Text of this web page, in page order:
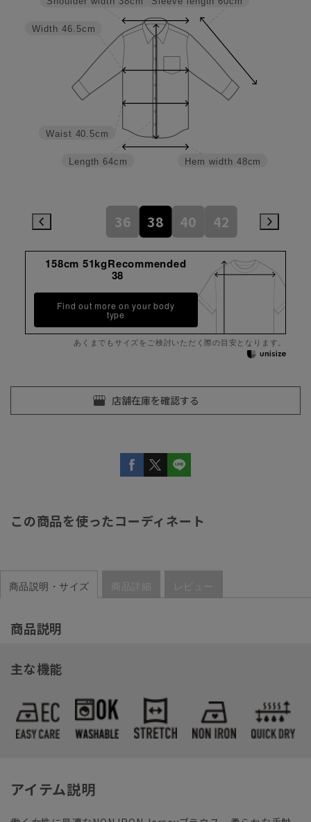
Hem width 48cm
Length 64cm
Waist 40.5cm
Width 46.5cm
36 38 40 42
158cm 51kgRecommended
38
Find out more on your body
type
あくまでもサイズをご検討いただく際の目安となります。
この商品を使ったコーディネート
商品説明・サイズ 商品詳細 レビュー
商品説明
主な機能
アイテム説明